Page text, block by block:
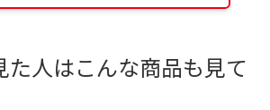
た人はこんな商品も見て